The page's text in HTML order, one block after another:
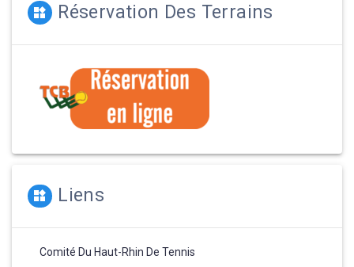
Réservation Des Terrains
Liens
Comité Du Haut-Rhin De Tennis